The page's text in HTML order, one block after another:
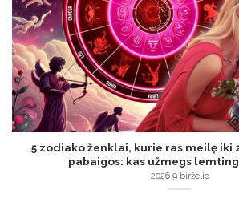
5 zodiako ženklai, kurie ras meilę iki
pabaigos: kas užmegs
2026 9 birželio